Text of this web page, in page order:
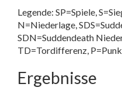
Legende: SP=Spiele,
N=Niederlage,
SDN=Suddendeath
TD=Tordifferenz,
Ergebnisse